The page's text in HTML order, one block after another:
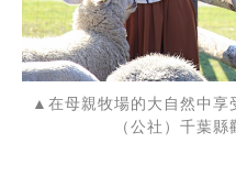
▲在母親牧場的大自然中
（公社）千葉